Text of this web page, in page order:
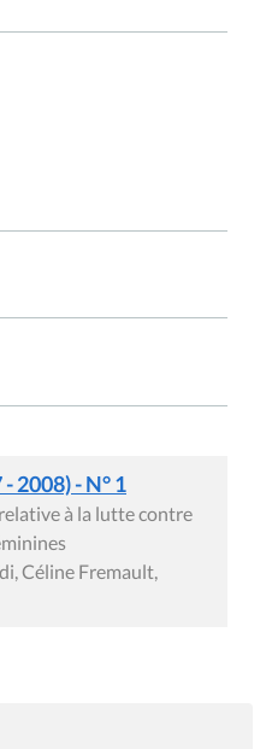
- N° 1
à la lutte contre